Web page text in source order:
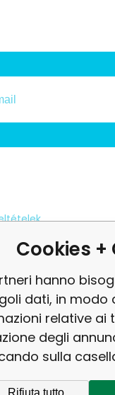
Cookies +
hanno
dati, in
relative ai
degli
sulla
Rifiuta tutto